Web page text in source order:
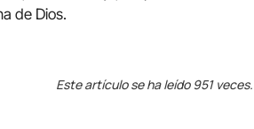
de Dios.
Este artículo se ha leído 951 veces.